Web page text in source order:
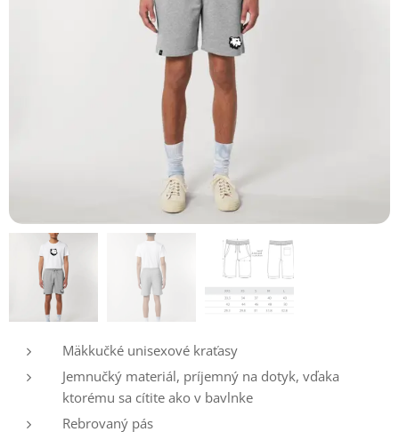
Mäkkučké unisexové kraťasy
Jemnučký materiál, príjemný na dotyk, vďaka
ktorému sa cítite ako v bavlnke
Rebrovaný pás